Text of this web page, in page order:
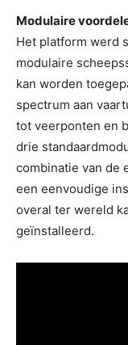
Modulaire
Het platform werd
modulaire
kan worden
spectrum aan
tot veerponten en
drie
combinatie van de
een eenvoudige
overal ter wereld
geïnstalleerd.